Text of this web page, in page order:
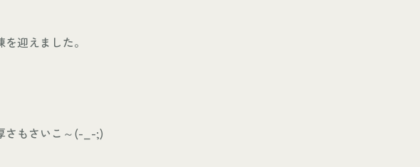
迎えました。
さもさいこ～(-_-;)